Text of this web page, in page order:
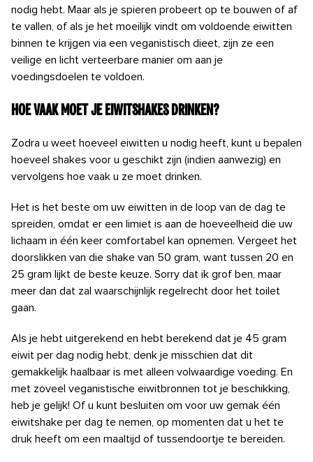
nodig hebt. Maar als je spieren probeert op te bouwen of af
te vallen, of als je het moeilijk vindt om voldoende eiwitten
binnen te krijgen via een veganistisch dieet, zijn ze een
veilige en licht verteerbare manier om aan je
voedingsdoelen te voldoen.
Hoe vaak moet je eiwitshakes drinken?
Zodra u weet hoeveel eiwitten u nodig heeft, kunt u bepalen
hoeveel shakes voor u geschikt zijn (indien aanwezig) en
vervolgens hoe vaak u ze moet drinken.
Het is het beste om uw eiwitten in de loop van de dag te
spreiden, omdat er een limiet is aan de hoeveelheid die uw
lichaam in één keer comfortabel kan opnemen. Vergeet het
doorslikken van die shake van 50 gram, want tussen 20 en
25 gram lijkt de beste keuze. Sorry dat ik grof ben, maar
meer dan dat zal waarschijnlijk regelrecht door het toilet
gaan.
Als je hebt uitgerekend en hebt berekend dat je 45 gram
eiwit per dag nodig hebt, denk je misschien dat dit
gemakkelijk haalbaar is met alleen volwaardige voeding. En
met zoveel veganistische eiwitbronnen tot je beschikking,
heb je gelijk! Of u kunt besluiten om voor uw gemak één
eiwitshake per dag te nemen, op momenten dat u het te
druk heeft om een ​​maaltijd of tussendoortje te bereiden.